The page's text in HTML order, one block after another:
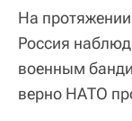
На протяжении
Россия
военным
верно НАТО